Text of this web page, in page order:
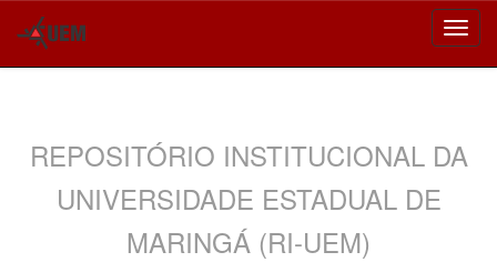
REPOSITÓRIO INSTITUCIONAL DA
UNIVERSIDADE ESTADUAL DE
MARINGÁ (RI-UEM)